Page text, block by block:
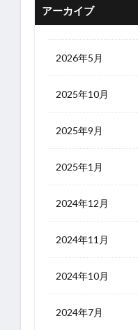
アーカイブ
2026年5月
2025年10月
2025年9月
2025年1月
2024年12月
2024年11月
2024年10月
2024年7月